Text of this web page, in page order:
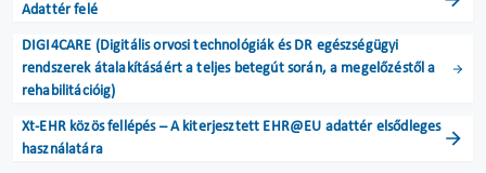
Adattér felé
DIGI4CARE (Digitális orvosi technológiák és DR egészségügyi
rendszerek átalakításáért a teljes betegút során, a megelőzéstől a
rehabilitációig)
Xt-EHR közös fellépés – A kiterjesztett EHR@EU adattér elsődleges
használatára